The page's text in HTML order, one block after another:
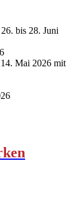
bis 28. Juni
Mai 2026 mit